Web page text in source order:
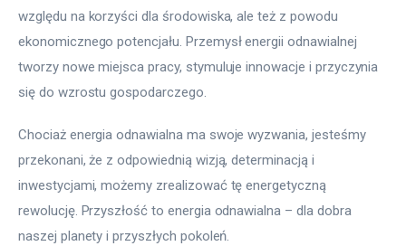
względu na korzyści dla środowiska, ale też z powodu
ekonomicznego potencjału. Przemysł energii odnawialnej
tworzy nowe miejsca pracy, stymuluje innowacje i przyczynia
się do wzrostu gospodarczego.
Chociaż energia odnawialna ma swoje wyzwania, jesteśmy
przekonani, że z odpowiednią wizją, determinacją i
inwestycjami, możemy zrealizować tę energetyczną
rewolucję. Przyszłość to energia odnawialna – dla dobra
naszej planety i przyszłych pokoleń.